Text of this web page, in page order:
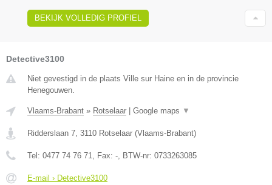
BEKIJK VOLLEDIG PROFIEL
Detective3100
Niet gevestigd in de plaats Ville sur Haine en in de provincie
Henegouwen.
Vlaams-Brabant » Rotselaar | Google maps ▼
Ridderslaan 7 3110 Rotselaar (Vlaams-Brabant)
Tel: 0477 74 76 71 , Fax: - , BTW-nr: 0733263085
E-mail › Detective3100